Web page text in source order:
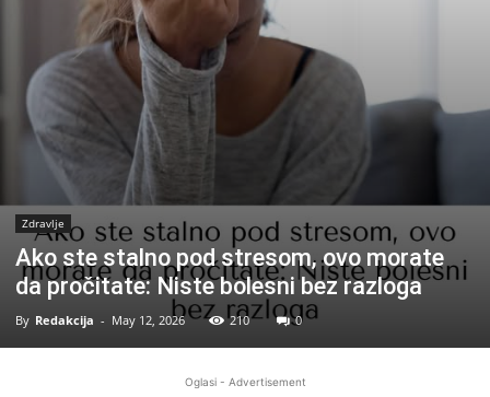
Zdravlje
Ako ste stalno pod stresom, ovo morate
da pročitate: Niste bolesni bez razloga
By Redakcija - May 12, 2026 210 0
Oglasi - Advertisement